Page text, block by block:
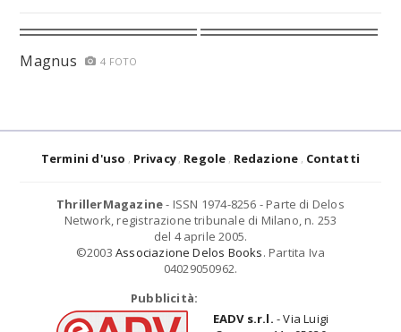
Magnus 4 FOTO
Termini d'uso Privacy Regole Redazione Contatti
ThrillerMagazine- ISSN 1974-8256 - Parte di Delos
Network, registrazione tribunale di Milano, n. 253
del 4 aprile 2005.
©2003 Associazione Delos Books. Partita Iva
04029050962.
Pubblicità:
EADV s.r.l. - Via Luigi